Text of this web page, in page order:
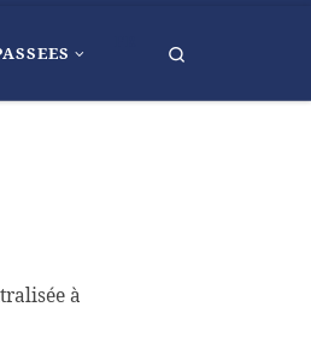
à